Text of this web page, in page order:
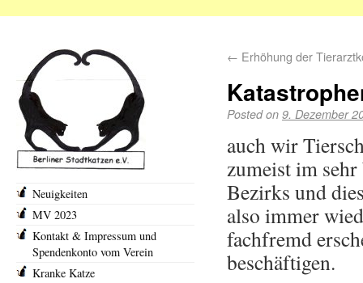
← Erhöhung der
Posted on 9. Dezember
auch wir
zumeist im
Bezirks und
also immer
fachfremd
beschäftigen.
Neuigkeiten
MV 2023
Kontakt & Impressum und
Spendenkonto vom Verein
Kranke Katze